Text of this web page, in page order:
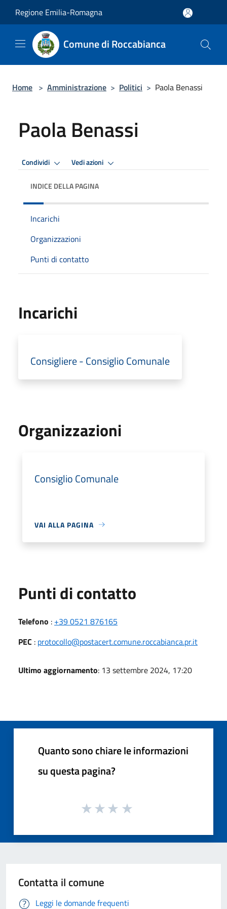
Regione Emilia-Romagna
Comune di Roccabianca
Home > Amministrazione > Politici > Paola Benassi
Paola Benassi
Condividi Vedi azioni
INDICE DELLA PAGINA
Incarichi
Organizzazioni
Punti di contatto
Incarichi
Consigliere - Consiglio Comunale
Organizzazioni
Consiglio Comunale
VAI ALLA PAGINA
Punti di contatto
Telefono : +39 0521 876165
PEC : protocollo@postacert.comune.roccabianca.pr.it
Ultimo aggiornamento: 13 settembre 2024, 17:20
Quanto sono chiare le informazioni
su questa pagina?
Contatta il comune
Leggi le domande frequenti